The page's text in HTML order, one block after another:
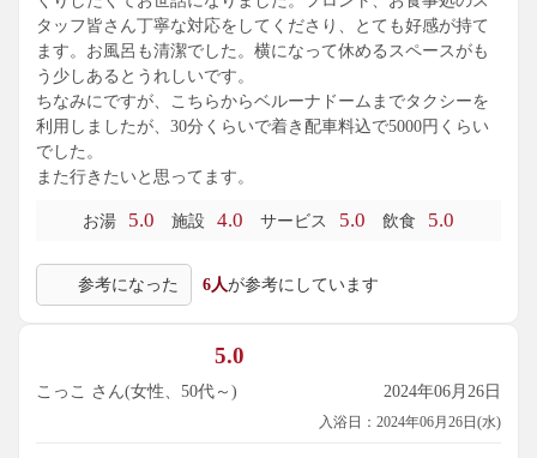
タッフ皆さん丁寧な対応をしてくださり、とても好感が持て
ます。お風呂も清潔でした。横になって休めるスペースがも
う少しあるとうれしいです。
ちなみにですが、こちらからベルーナドームまでタクシーを
利用しましたが、30分くらいで着き配車料込で5000円くらい
でした。
また行きたいと思ってます。
お湯 5.0 施設 4.0 サービス 5.0 飲食 5.0
参考になった 6人が参考にしています
5.0
こっこ さん(女性、50代～) 2024年06月26日
入浴日：2024年06月26日(水)